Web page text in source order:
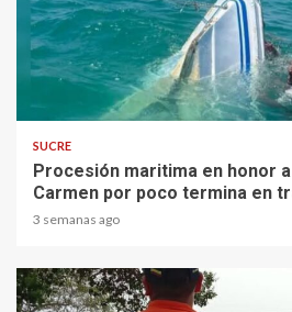
SUCRE
Procesión maritima en honor a
Carmen por poco termina en
3 semanas ago